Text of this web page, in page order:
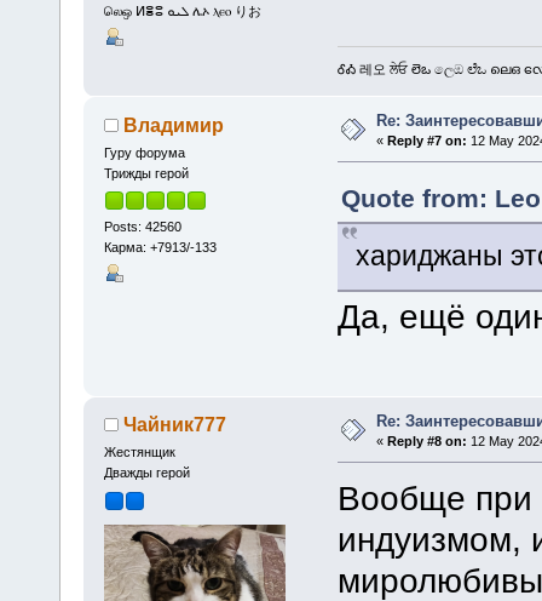
லெஒ ⵍⴻⵓ ܠܝܘ ሌኦ ⲗⲉⲟ りお
ᎴᎣ 레오 ਲੇਓ లెఒ ලෙඔ ಲೆಒ ലെഒ လ
Владимир
Гуру форума
Трижды герой
Posts: 42560
Карма: +7913/-133
Re:
« Reply #7 on: 12 May
Quote from:
хариджаны
Да, ещё
Чайник777
Жестянщик
Дважды герой
Re:
«Reply #8 on: 12 May
Вообще при
индуизмом,